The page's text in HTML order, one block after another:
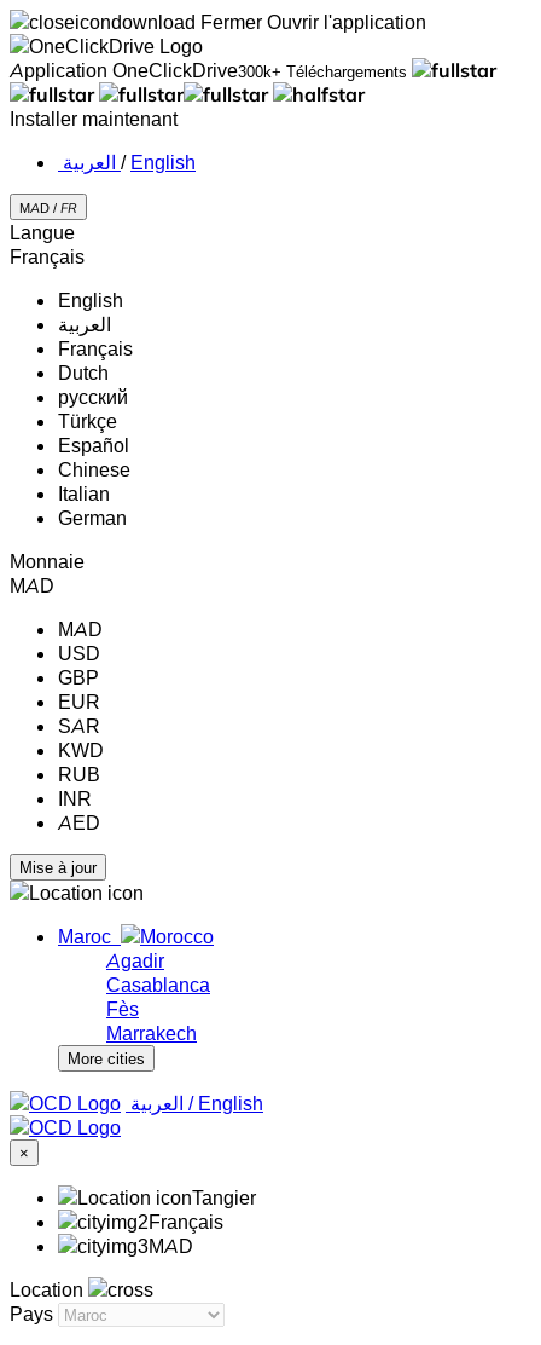
Fermer Ouvrir l'application
Application OneClickDrive300k+ Téléchargements
Installer maintenant
‏العربية ‏ / English
MAD / FR
Langue
Français
English
‏العربية‏
Français
Dutch
русский
Türkçe
Español
Chinese
Italian
German
Monnaie
MAD
MAD
USD
GBP
EUR
SAR
KWD
RUB
INR
AED
Maroc
Agadir
Casablanca
Fès
Marrakech
More cities
‏العربية ‏ / English
×
Tangier
Français
MAD
Location
Pays